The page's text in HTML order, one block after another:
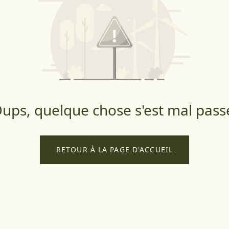
quelque chose s'est mal
RETOUR À LA PAGE D'ACCUEIL